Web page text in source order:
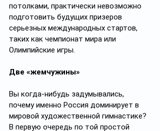
потолками, практически невозможно
подготовить будущих призеров
серьезных международных стартов,
таких как чемпионат мира или
Олимпийские игры.
Две «жемчужины»
Вы когда-нибудь задумывались,
почему именно Россия доминирует в
мировой художественной гимнастике?
В первую очередь по той простой